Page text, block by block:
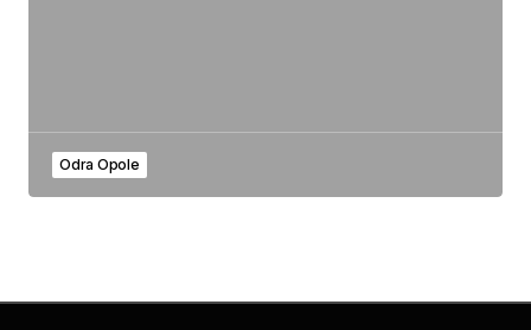
Odra Opole